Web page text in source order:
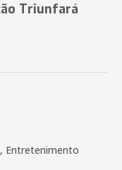
Triunfará
Entretenimento